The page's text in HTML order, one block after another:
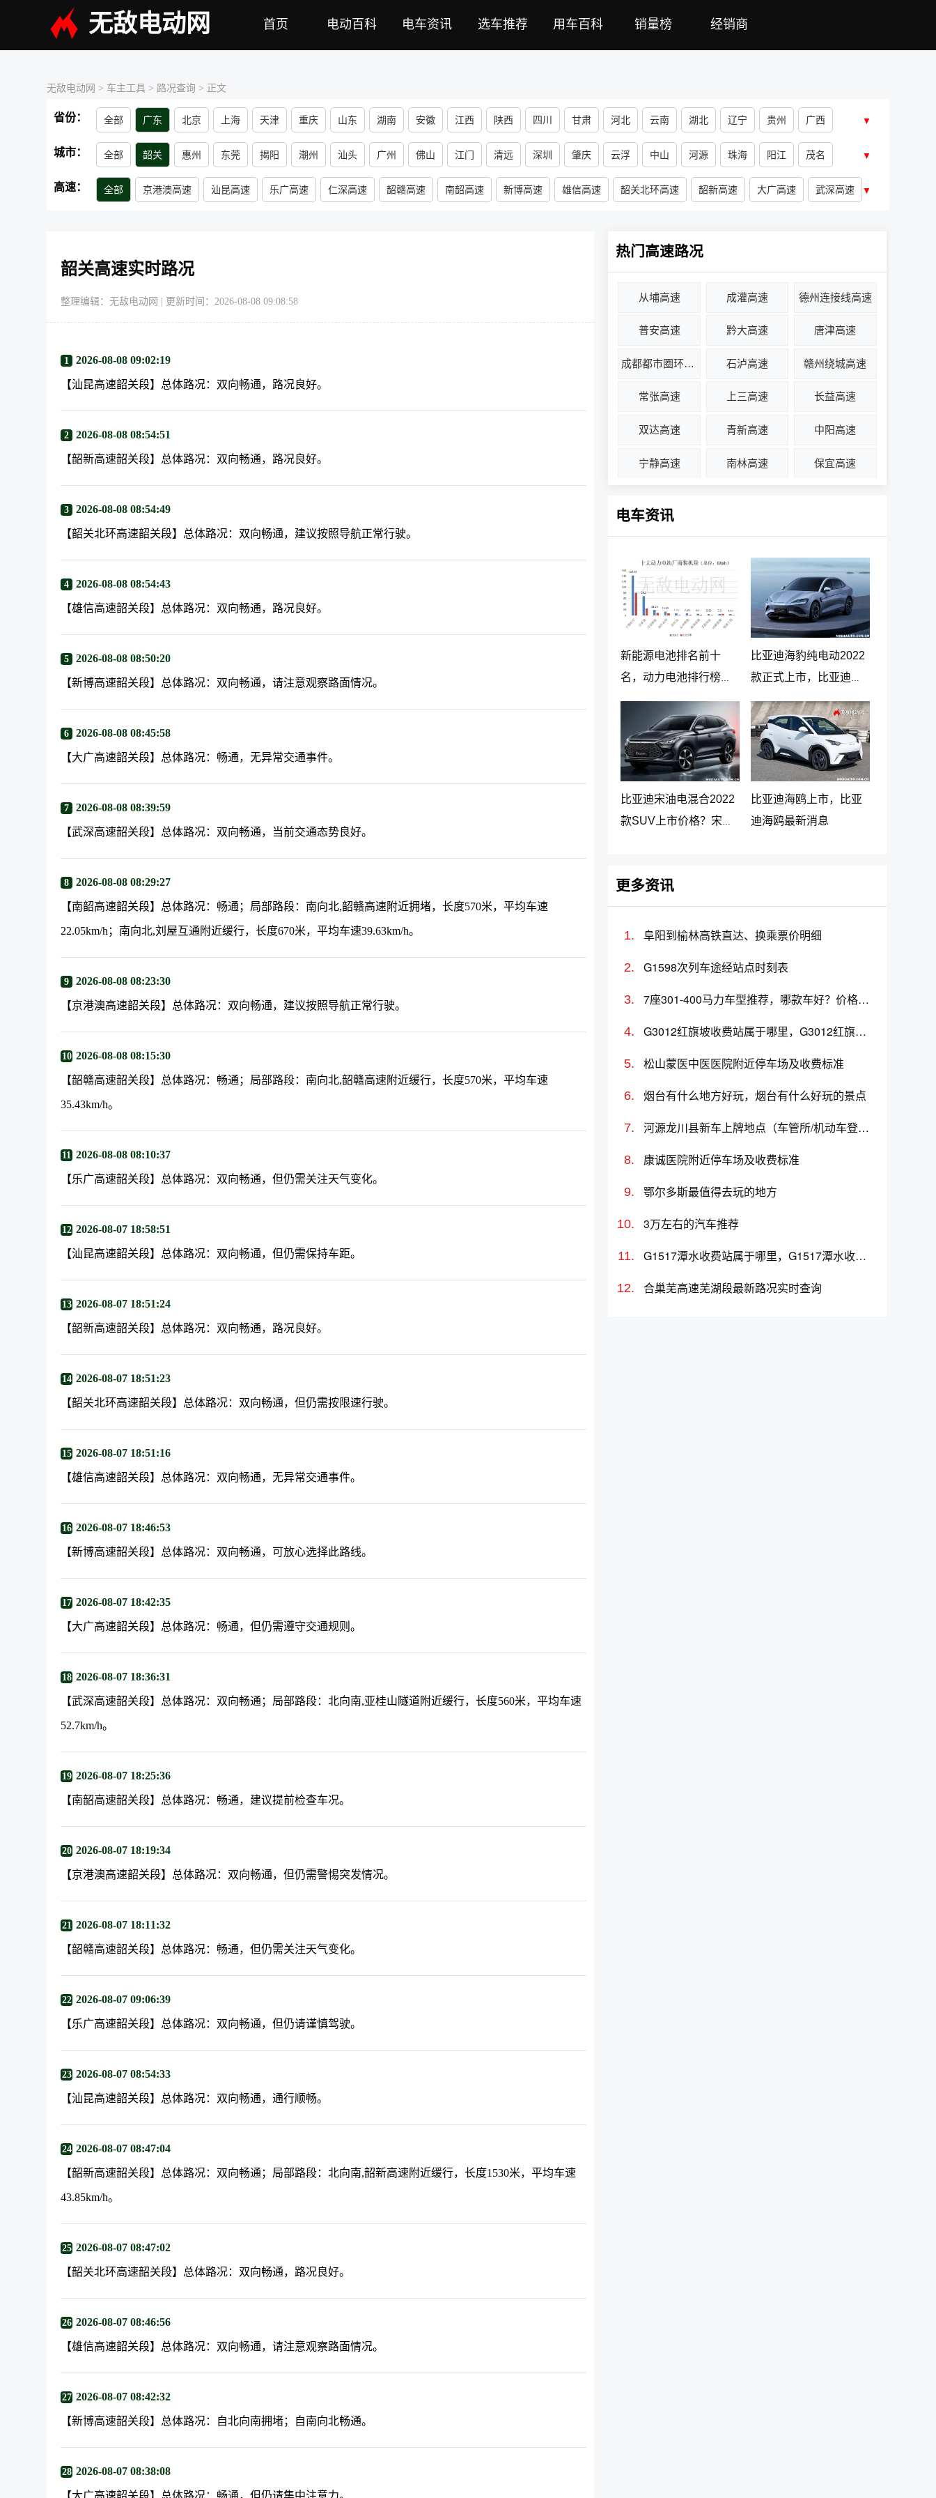
无敌电动网 首页 电动百科 电车资讯 选车推荐 用车百科 销量榜 经销商
无敌电动网 > 车主工具 > 路况查询 > 正文
省份： 全部 广东 北京 上海 天津 重庆 山东 湖南 安徽 江西 陕西 四川 甘肃 河北 云南 湖北 辽宁 贵州 广西
青海 江苏 浙江 吉林 内蒙古 河南 山西 宁夏 福建 黑龙江 海南 新疆 西藏
▼
城市： 全部 韶关 惠州 东莞 揭阳 潮州 汕头 广州 佛山 江门 清远 深圳 肇庆 云浮 中山 河源 珠海 阳江 茂名
湛江 梅州 汕尾
▼
高速： 全部 京港澳高速 汕昆高速 乐广高速 仁深高速 韶赣高速 南韶高速 新博高速 雄信高速 韶关北环高速 韶新高速 大广高速 武深高速
荷花隧道 湖洞隧道
梅子坳隧道 牛角隧道 大瑶山1号隧道 大瑶山3号隧道
▼
韶关高速实时路况
整理编辑：无敌电动网 更新时间：2026-08-08 09:08:58
1 2026-08-08 09:02:19
【汕昆高速韶关段】总体路况：双向畅通，路况良好。
2 2026-08-08 08:54:51
【韶新高速韶关段】总体路况：双向畅通，路况良好。
3 2026-08-08 08:54:49
【韶关北环高速韶关段】总体路况：双向畅通，建议按照导航正常行驶。
4 2026-08-08 08:54:43
【雄信高速韶关段】总体路况：双向畅通，路况良好。
5 2026-08-08 08:50:20
【新博高速韶关段】总体路况：双向畅通，请注意观察路面情况。
6 2026-08-08 08:45:58
【大广高速韶关段】总体路况：畅通，无异常交通事件。
7 2026-08-08 08:39:59
【武深高速韶关段】总体路况：双向畅通，当前交通态势良好。
8 2026-08-08 08:29:27
【南韶高速韶关段】总体路况：畅通；局部路段：南向北,韶赣高速附近拥堵，长度570米，平均车速
22.05km/h；南向北,刘屋互通附近缓行，长度670米，平均车速39.63km/h。
9 2026-08-08 08:23:30
【京港澳高速韶关段】总体路况：双向畅通，建议按照导航正常行驶。
10 2026-08-08 08:15:30
【韶赣高速韶关段】总体路况：畅通；局部路段：南向北,韶赣高速附近缓行，长度570米，平均车速
35.43km/h。
11 2026-08-08 08:10:37
【乐广高速韶关段】总体路况：双向畅通，但仍需关注天气变化。
12 2026-08-07 18:58:51
【汕昆高速韶关段】总体路况：双向畅通，但仍需保持车距。
13 2026-08-07 18:51:24
【韶新高速韶关段】总体路况：双向畅通，路况良好。
14 2026-08-07 18:51:23
【韶关北环高速韶关段】总体路况：双向畅通，但仍需按限速行驶。
15 2026-08-07 18:51:16
【雄信高速韶关段】总体路况：双向畅通，无异常交通事件。
16 2026-08-07 18:46:53
【新博高速韶关段】总体路况：双向畅通，可放心选择此路线。
17 2026-08-07 18:42:35
【大广高速韶关段】总体路况：畅通，但仍需遵守交通规则。
18 2026-08-07 18:36:31
【武深高速韶关段】总体路况：双向畅通；局部路段：北向南,亚桂山隧道附近缓行，长度560米，平均车速
52.7km/h。
19 2026-08-07 18:25:36
【南韶高速韶关段】总体路况：畅通，建议提前检查车况。
20 2026-08-07 18:19:34
【京港澳高速韶关段】总体路况：双向畅通，但仍需警惕突发情况。
21 2026-08-07 18:11:32
【韶赣高速韶关段】总体路况：畅通，但仍需关注天气变化。
22 2026-08-07 09:06:39
【乐广高速韶关段】总体路况：双向畅通，但仍请谨慎驾驶。
23 2026-08-07 08:54:33
【汕昆高速韶关段】总体路况：双向畅通，通行顺畅。
24 2026-08-07 08:47:04
【韶新高速韶关段】总体路况：双向畅通；局部路段：北向南,韶新高速附近缓行，长度1530米，平均车速
43.85km/h。
25 2026-08-07 08:47:02
【韶关北环高速韶关段】总体路况：双向畅通，路况良好。
26 2026-08-07 08:46:56
【雄信高速韶关段】总体路况：双向畅通，请注意观察路面情况。
27 2026-08-07 08:42:32
【新博高速韶关段】总体路况：自北向南拥堵；自南向北畅通。
28 2026-08-07 08:38:08
【大广高速韶关段】总体路况：畅通，但仍请集中注意力。
热门高速路况
从埔高速 成灌高速 德州连接线高速
普安高速 黔大高速 唐津高速
成都都市圈环线高速 石泸高速 赣州绕城高速
常张高速 上三高速 长益高速
双达高速 青新高速 中阳高速
宁静高速 南林高速 保宜高速
电车资讯
新能源电池排名前十
名，动力电池排行榜前
十名
比亚迪海豹纯电动2022
款正式上市，比亚迪海
豹纯电动报价20.98万起
比亚迪宋油电混合2022
款SUV上市价格？宋
比亚迪海鸥上市，比亚
迪海鸥最新消息
更多资讯
阜阳到榆林高铁直达、换乘票价明细
G1598次列车途经站点时刻表
7座301-400马力车型推荐，哪款车好？价格及选购指南
G3012红旗坡收费站属于哪里，G3012红旗坡收费站入口的详细地址
松山蒙医中医医院附近停车场及收费标准
烟台有什么地方好玩，烟台有什么好玩的景点
河源龙川县新车上牌地点（车管所/机动车登记服务站）、上班时间、电话
康诚医院附近停车场及收费标准
鄂尔多斯最值得去玩的地方
3万左右的汽车推荐
G1517潭水收费站属于哪里，G1517潭水收费站入口的详细地址
合巢芜高速芜湖段最新路况实时查询